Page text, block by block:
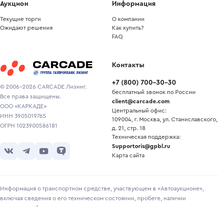
© 2006-2026 CARCADE Лизинг.
Все права защищены.
ООО «КАРКАДЕ»
ИНН 3905019765
ОГРН 1023900586181
Аукцион
Текущие торги
Ожидают решения
Информация
О компании
Как купить?
FAQ
Контакты
+7 (800) 700-30-30
бесплатный звонок по России
client@carcade.com
Центральный офис:
109004, г. Москва, ул. Станиславского,
д. 21, стр. 18
Техническая поддержка:
Supportoris@gpbl.ru
Карта сайта
Информация о транспортном средстве, участвующем в «Автоаукционе»,
включая сведения о его техническом состоянии, пробеге, наличии